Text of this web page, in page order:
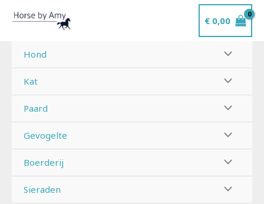
naar
inhoud
€0,00
Hond
Kat
Paard
Gevogelte
Boerderij
Sieraden